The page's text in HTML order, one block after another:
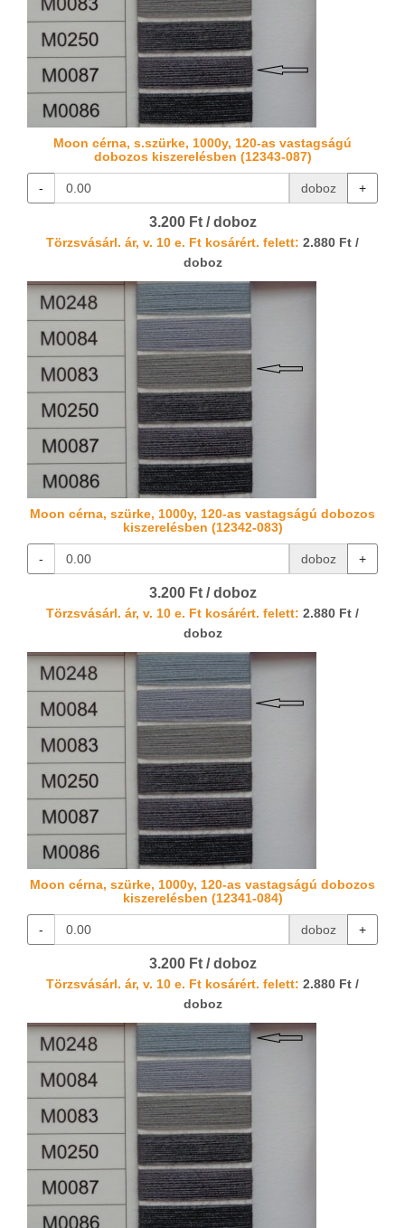
Moon cérna, s.szürke, 1000y, 120-as vastagságú
dobozos kiszerelésben (12343-087)
- doboz +
3.200 Ft / doboz
Törzsvásárl. ár, v. 10 e. Ft kosárért. felett: 2.880 Ft /
doboz
Moon cérna, szürke, 1000y, 120-as vastagságú dobozos
kiszerelésben (12342-083)
- doboz +
3.200 Ft / doboz
Törzsvásárl. ár, v. 10 e. Ft kosárért. felett: 2.880 Ft /
doboz
Moon cérna, szürke, 1000y, 120-as vastagságú dobozos
kiszerelésben (12341-084)
- doboz +
3.200 Ft / doboz
Törzsvásárl. ár, v. 10 e. Ft kosárért. felett: 2.880 Ft /
doboz